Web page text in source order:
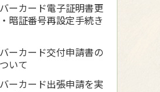
ーカード電子証明書更
暗証番号再設定手続き
ーカード交付申請書の
いて
ーカード出張申請を実